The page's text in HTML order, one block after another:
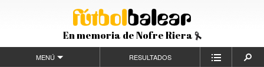
En memoria de Nofre Riera
MENÚ RESULTADOS